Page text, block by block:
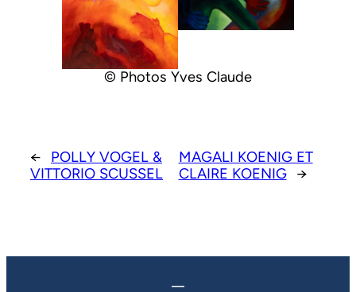
© Pho­tos Yves Claude
←
POLLY VOGEL &
VITTORIO SCUSSEL
MAGALI KOENIG ET
CLAIRE KOENIG
→